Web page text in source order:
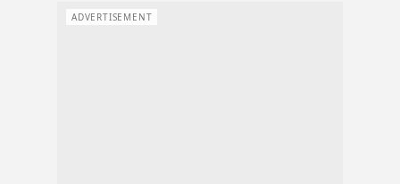
ADVERTISEMENT